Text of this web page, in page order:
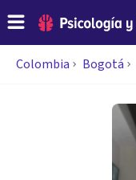
Colombia Bogotá